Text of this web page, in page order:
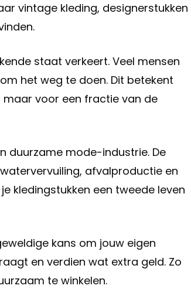
vintage kleding, designerstukken
staat verkeert. Veel mensen
het weg te doen. Dit betekent
maar voor een fractie van de
duurzame mode-industrie. De
afvalproductie en
kledingstukken een tweede leven
kans om jouw eigen
en verdien wat extra geld. Zo
te winkelen.